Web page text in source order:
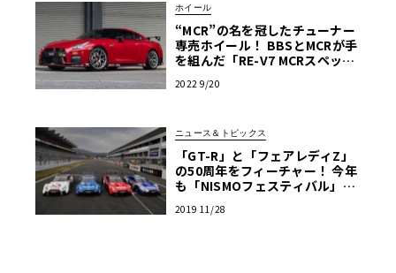
ホイール
“MCR”の名を冠したチューナー
専売ホイール！ BBSとMCRが手
を組んだ「RE-V7 MCRスペッ
めに造られた専用モデル
2022 9/20
ニュース＆トピックス
「GT-R」と「フェアレディZ」
の50周年をフィーチャー！ 今年
も「NISMOフェスティバル」が
2019 11/28